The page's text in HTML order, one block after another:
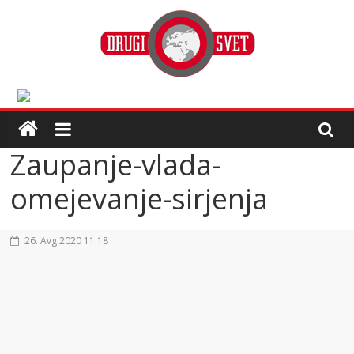
Zaupanje-vlada-
omejevanje-sirjenja
26. Avg 2020 11:18